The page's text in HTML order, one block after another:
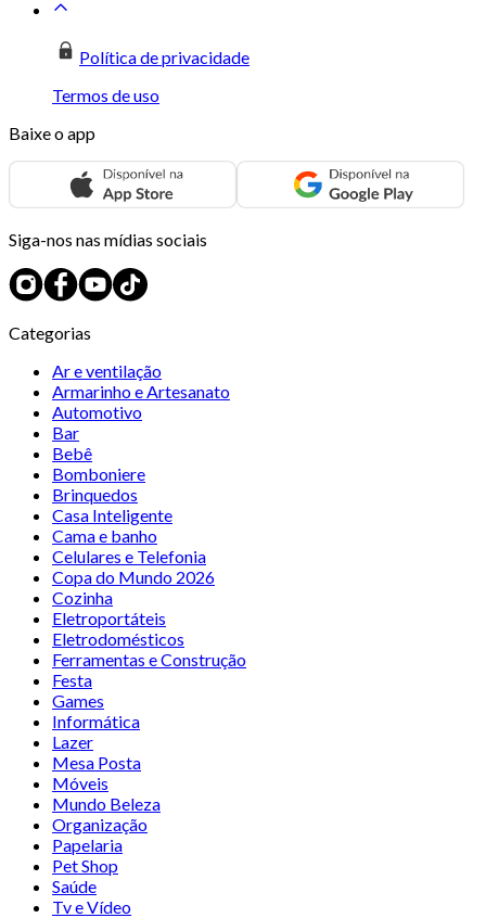
Política de privacidade
Termos de uso
Baixe o app
Siga-nos nas mídias sociais
Categorias
Ar e ventilação
Armarinho e Artesanato
Automotivo
Bar
Bebê
Bomboniere
Brinquedos
Casa Inteligente
Cama e banho
Celulares e Telefonia
Copa do Mundo 2026
Cozinha
Eletroportáteis
Eletrodomésticos
Ferramentas e Construção
Festa
Games
Informática
Lazer
Mesa Posta
Móveis
Mundo Beleza
Organização
Papelaria
Pet Shop
Saúde
Tv e Vídeo